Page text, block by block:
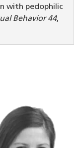
with pedophilic
Behavior 44,